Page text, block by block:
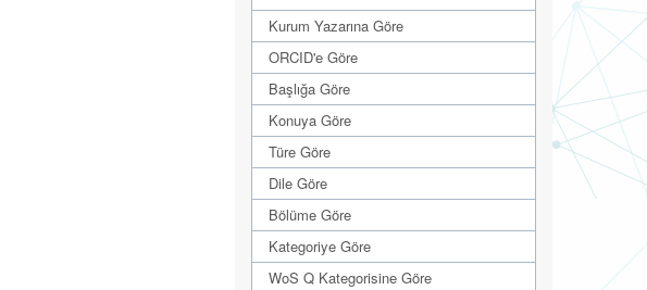
Kurum Yazarına Göre
ORCID'e Göre
Başlığa Göre
Konuya Göre
Türe Göre
Dile Göre
Bölüme Göre
Kategoriye Göre
WoS Q Kategorisine Göre